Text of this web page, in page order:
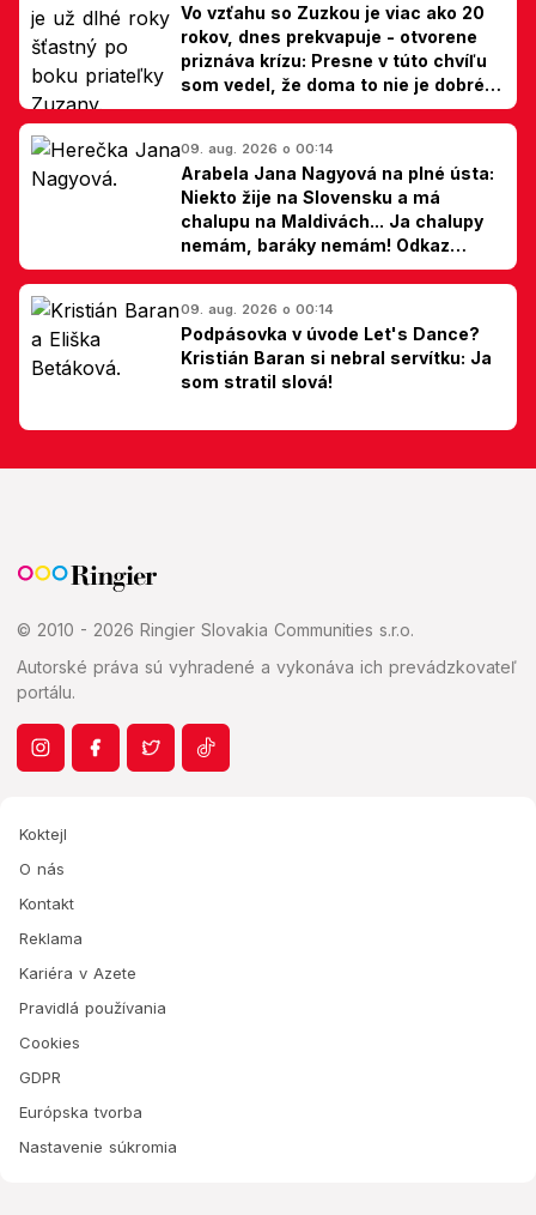
Vo vzťahu so Zuzkou je viac ako 20
rokov, dnes prekvapuje - otvorene
priznáva krízu: Presne v túto chvíľu
som vedel, že doma to nie je dobré,
hovorí Milan Ondrík
09. aug. 2026 o 00:14
Arabela Jana Nagyová na plné ústa:
Niekto žije na Slovensku a má
chalupu na Maldivách... Ja chalupy
nemám, baráky nemám! Odkaz
Slovákom
09. aug. 2026 o 00:14
Podpásovka v úvode Let's Dance?
Kristián Baran si nebral servítku: Ja
som stratil slová!
© 2010 - 2026 Ringier Slovakia Communities s.r.o.
Autorské práva sú vyhradené a vykonáva ich prevádzkovateľ
portálu.
Koktejl
O nás
Kontakt
Reklama
Kariéra v Azete
Pravidlá používania
Cookies
GDPR
Európska tvorba
Nastavenie súkromia